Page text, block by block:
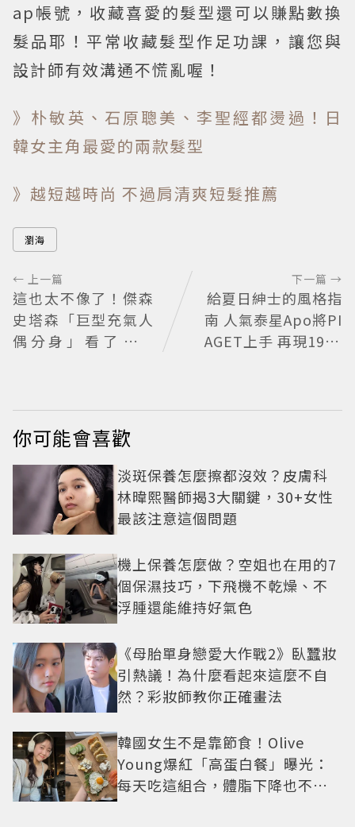
ap帳號，收藏喜愛的髮型還可以賺點數換
髮品耶！平常收藏髮型作足功課，讓您與
設計師有效溝通不慌亂喔！
》朴敏英、石原聰美、李聖經都燙過！日
韓女主角最愛的兩款髮型
》越短越時尚 不過肩清爽短髮推薦
瀏海
← 上一篇
這也太不像了！傑森
史塔森「巨型充氣人
偶分身」看了只想
下一篇 →
給夏日紳士的風格指
南 人氣泰星Apo將PI
AGET上手 再現1970
你可能會喜歡
淡斑保養怎麼擦都沒效？皮膚科
林暐熙醫師揭3大關鍵，30+女性
最該注意這個問題
機上保養怎麼做？空姐也在用的7
個保濕技巧，下飛機不乾燥、不
浮腫還能維持好氣色
《母胎單身戀愛大作戰2》臥蠶妝
引熱議！為什麼看起來這麼不自
然？彩妝師教你正確畫法
韓國女生不是靠節食！Olive
Young爆紅「高蛋白餐」曝光：
每天吃這組合，體脂下降也不怕